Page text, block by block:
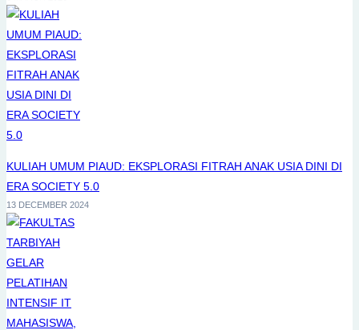
KULIAH UMUM PIAUD: EKSPLORASI FITRAH ANAK USIA DINI DI
ERA SOCIETY 5.0
13 DECEMBER 2024